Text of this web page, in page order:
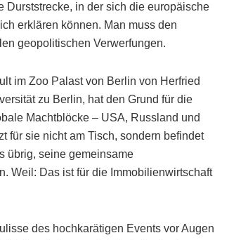
in der sich die europäische
erklären können. Man muss den
geopolitischen Verwerfungen.
im Zoo Palast von Berlin von Herfried
zu Berlin, hat den Grund für die
Machtblöcke – USA, Russland und
für sie nicht am Tisch, sondern befindet
übrig, seine gemeinsame
Weil: Das ist für die Immobilienwirtschaft
des hochkarätigen Events vor Augen